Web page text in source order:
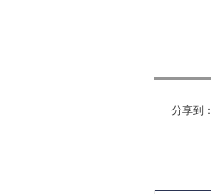
分享到：